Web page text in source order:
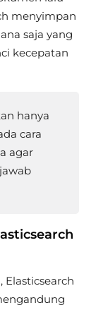
menyimpan
saja yang
kecepatan
hanya
cara
agar